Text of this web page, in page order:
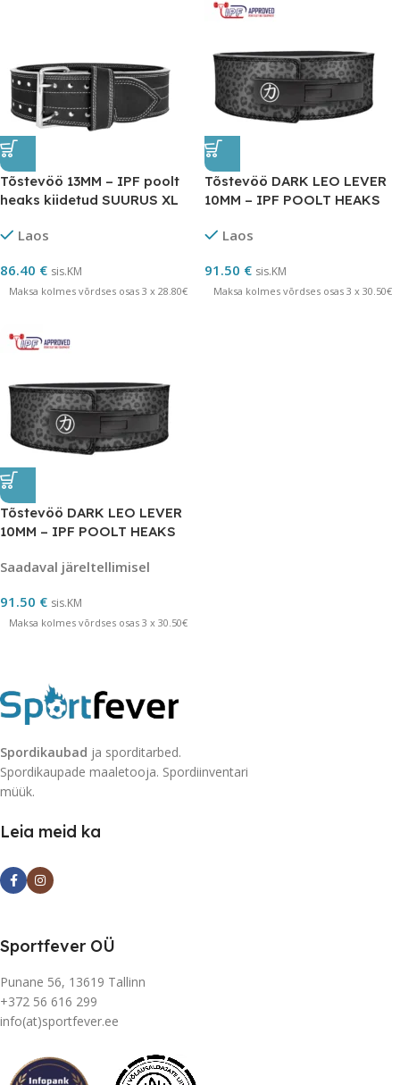
Tõstevöö 13MM – IPF poolt
heaks kiidetud SUURUS XL
Laos
86.40 € sis.KM
Maksa kolmes võrdses osas 3 x 28.80€
Tõstevöö DARK LEO LEVER
10MM – IPF POOLT HEAKS
Laos
91.50 € sis.KM
Maksa kolmes võrdses osas 3 x 30.50€
Tõstevöö DARK LEO LEVER
10MM – IPF POOLT HEAKS
Saadaval järeltellimisel
91.50 € sis.KM
Maksa kolmes võrdses osas 3 x 30.50€
Spordikaubad ja sporditarbed.
Spordikaupade maaletooja. Spordiinventari
müük.
Leia meid ka
Sportfever OÜ
Punane 56, 13619 Tallinn
+372 56 616 299
info(at)sportfever.ee